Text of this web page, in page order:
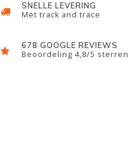
SNELLE LEVERING
Met track and trace
678 GOOGLE REVIEWS
Beoordeling 4,8/5 sterren